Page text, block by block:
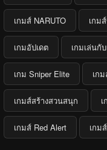
เกมส์ NARUTO เกม
เกมอัปเดต เกมเล่นกั
เกม Sniper Elite เก
เกมส์สร้างสวนสนุก
เกมส์ Red Alert เกม